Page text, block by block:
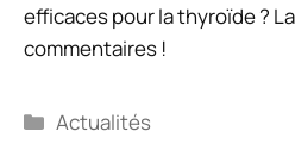
efficaces pour la thyroïde ?
commentaires !
Catégories
Actualités